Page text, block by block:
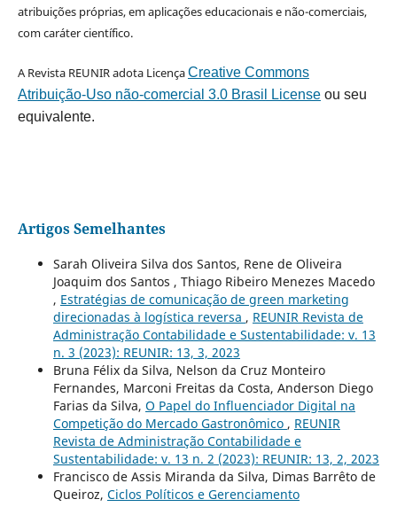
atribuições próprias, em aplicações educacionais e não-comerciais,
com caráter científico.
A Revista REUNIR adota LicençaCreative Commons
Atribuição-Uso não-comercial 3.0 Brasil Licenseou seu
equivalente.
Artigos Semelhantes
Sarah Oliveira Silva dos Santos, Rene de Oliveira
Joaquim dos Santos , Thiago Ribeiro Menezes Macedo
, Estratégias de comunicação de green marketing
direcionadas à logística reversa , REUNIR Revista de
Administração Contabilidade e Sustentabilidade: v. 13
n. 3 (2023): REUNIR: 13, 3, 2023
Bruna Félix da Silva, Nelson da Cruz Monteiro
Fernandes, Marconi Freitas da Costa, Anderson Diego
Farias da Silva, O Papel do Influenciador Digital na
Competição do Mercado Gastronômico , REUNIR
Revista de Administração Contabilidade e
Sustentabilidade: v. 13 n. 2 (2023): REUNIR: 13, 2, 2023
Francisco de Assis Miranda da Silva, Dimas Barrêto de
Queiroz, Ciclos Políticos e Gerenciamento